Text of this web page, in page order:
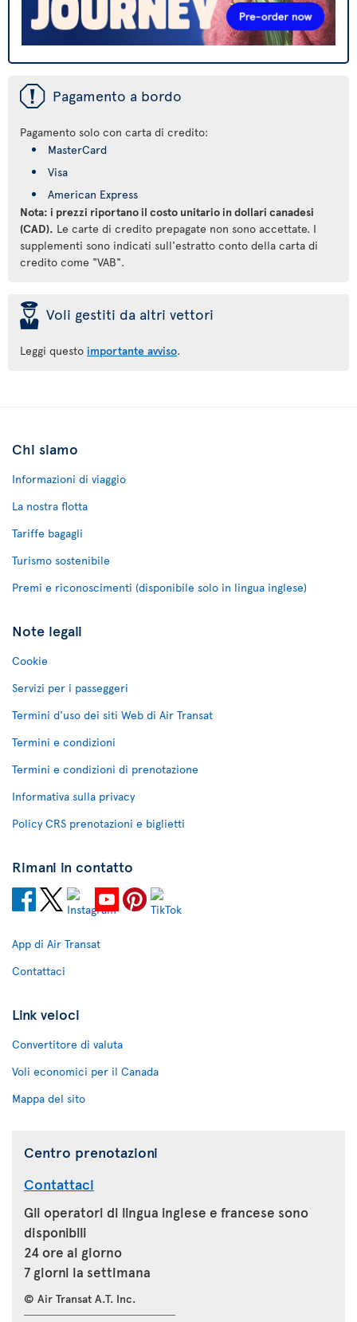
ü Pagamento a bordo
Pagamento solo con carta di credito:
MasterCard
Visa
American Express
Nota: i prezzi riportano il costo unitario in dollari canadesi
(CAD). Le carte di credito prepagate non sono accettate. I
supplementi sono indicati sull'estratto conto della carta di
credito come "VAB".
þ Voli gestiti da altri vettori
Leggi questo importante avviso.
Chi siamo
Informazioni di viaggio
La nostra flotta
Tariffe bagagli
Turismo sostenibile
Premi e riconoscimenti (disponibile solo in lingua inglese)
Note legali
Cookie
Servizi per i passeggeri
Termini d'uso dei siti Web di Air Transat
Termini e condizioni
Termini e condizioni di prenotazione
Informativa sulla privacy
Policy CRS prenotazioni e biglietti
Rimani in contatto
App di Air Transat
Contattaci
Link veloci
Convertitore di valuta
Voli economici per il Canada
Mappa del sito
Centro prenotazioni
Contattaci
Gli operatori di lingua inglese e francese sono
disponibili
24 ore al giorno
7 giorni la settimana
© Air Transat A.T. Inc.